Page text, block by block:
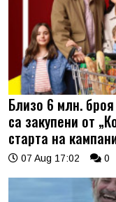
Близо 6 млн.
са закупени от
старта на
07 Aug 17:02 0